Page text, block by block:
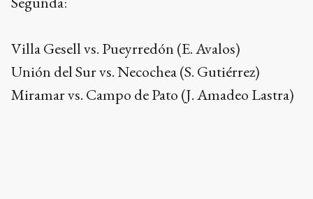
Villa Gesell vs. Pueyrredón (E. Avalos)
Unión del Sur vs. Necochea (S. Gutiérrez)
Miramar vs. Campo de Pato (J. Amadeo Lastra)